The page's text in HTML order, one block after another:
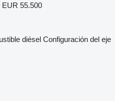
EUR 55.500
diésel Configuración del eje